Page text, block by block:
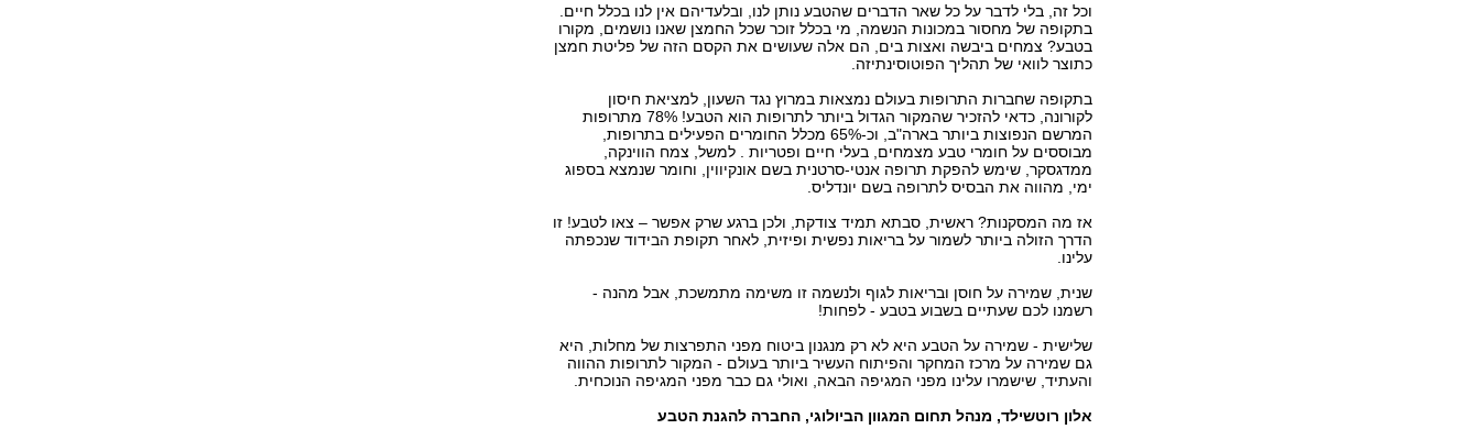
וכל זה, בלי לדבר על כל שאר הדברים שהטבע נותן לנו, ובלעדיהם אין לנו בכלל חיים.
בתקופה של מחסור במכונות הנשמה, מי בכלל זוכר שכל החמצן שאנו נושמים, מקורו
בטבע? צמחים ביבשה ואצות בים, הם אלה שעושים את הקסם הזה של פליטת חמצן
כתוצר לוואי של תהליך הפוטוסינתיזה.
בתקופה שחברות התרופות בעולם נמצאות במרוץ נגד השעון, למציאת חיסון
לקורונה, כדאי להזכיר שהמקור הגדול ביותר לתרופות הוא הטבע! 78% מתרופות
המרשם הנפוצות ביותר בארה"ב, וכ-65% מכלל החומרים הפעילים בתרופות,
מבוססים על חומרי טבע מצמחים, בעלי חיים ופטריות . למשל, צמח הווינקה,
ממדגסקר, שימש להפקת תרופה אנטי-סרטנית בשם אונקיווין, וחומר שנמצא בספוג
ימי, מהווה את הבסיס לתרופה בשם יונדליס.
אז מה המסקנות? ראשית, סבתא תמיד צודקת, ולכן ברגע שרק אפשר – צאו לטבע! זו
הדרך הזולה ביותר לשמור על בריאות נפשית ופיזית, לאחר תקופת הבידוד שנכפתה
עלינו.
שנית, שמירה על חוסן ובריאות לגוף ולנשמה זו משימה מתמשכת, אבל מהנה -
רשמנו לכם שעתיים בשבוע בטבע - לפחות!
שלישית - שמירה על הטבע היא לא רק מנגנון ביטוח מפני התפרצות של מחלות, היא
גם שמירה על מרכז המחקר והפיתוח העשיר ביותר בעולם - המקור לתרופות ההווה
והעתיד, שישמרו עלינו מפני המגיפה הבאה, ואולי גם כבר מפני המגיפה הנוכחית.
אלון רוטשילד, מנהל תחום המגוון הביולוגי, החברה להגנת הטבע